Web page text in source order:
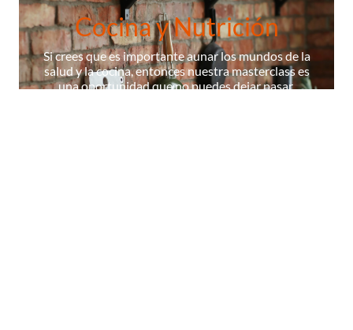
Cocina y Nutrición
Si crees que es importante aunar los mundos de la
salud y la cocina, entonces nuestra masterclass es
una oportunidad que no puedes dejar pasar.